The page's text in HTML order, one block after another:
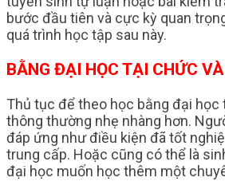
bước đầu tiên và cực kỳ quan
quá trình học tập sau này.
BẰNG ĐẠI HỌC TẠI CHỨC
Thủ tục để theo học bằng đại học
thông thường nhẹ nhàng hơn.
đáp ứng như điều kiện đã tốt
trung cấp. Hoặc cũng có thể là
đại học muốn học thêm một